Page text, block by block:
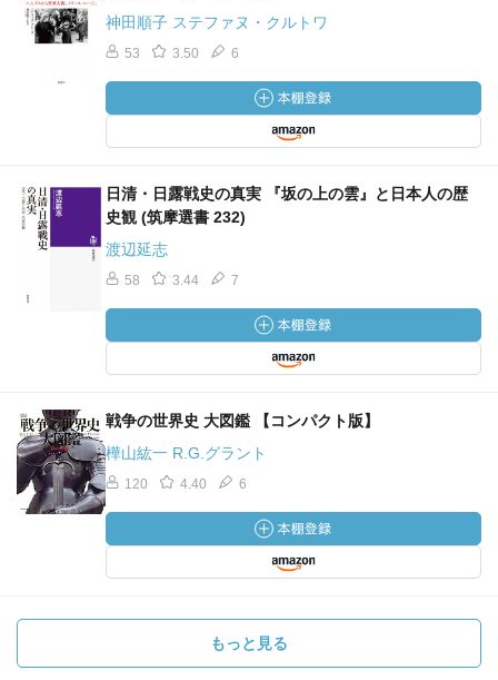
神田順子 ステファヌ・クルトワ
53 3.50 6
日清・日露戦史の真実 『坂の上の雲』と日本人の歴
史観 (筑摩選書 232)
渡辺延志
58 3.44 7
戦争の世界史 大図鑑 【コンパクト版】
樺山紘一 R.G.グラント
120 4.40 6
もっと見る